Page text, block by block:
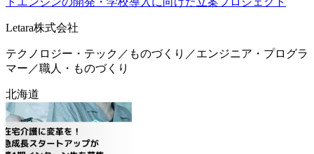
Letara株式会社
テクノロジー・テック／ものづくり／エンジニア・プログラ
マー／職人・ものづくり
北海道